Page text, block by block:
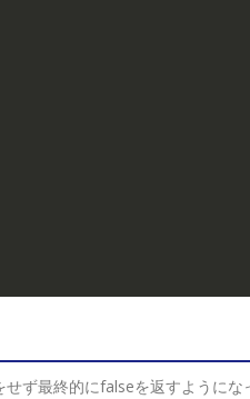
ず最終的にfalseを返すように